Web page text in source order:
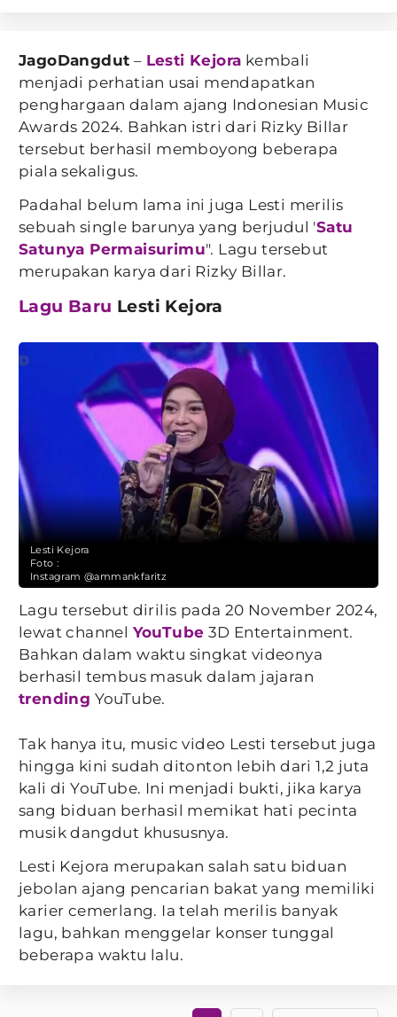
JagoDangdut – Lesti Kejora kembali
menjadi perhatian usai mendapatkan
penghargaan dalam ajang Indonesian Music
Awards 2024. Bahkan istri dari Rizky Billar
tersebut berhasil memboyong beberapa
piala sekaligus.
Padahal belum lama ini juga Lesti merilis
sebuah single barunya yang berjudul 'Satu
Satunya Permaisurimu". Lagu tersebut
merupakan karya dari Rizky Billar.
Lagu Baru Lesti Kejora
Lesti Kejora
Foto :
Instagram @ammankfaritz
Lagu tersebut dirilis pada 20 November 2024,
lewat channel YouTube 3D Entertainment.
Bahkan dalam waktu singkat videonya
berhasil tembus masuk dalam jajaran
trending YouTube.
Tak hanya itu, music video Lesti tersebut juga
hingga kini sudah ditonton lebih dari 1,2 juta
kali di YouTube. Ini menjadi bukti, jika karya
sang biduan berhasil memikat hati pecinta
musik dangdut khususnya.
Lesti Kejora merupakan salah satu biduan
jebolan ajang pencarian bakat yang memiliki
karier cemerlang. Ia telah merilis banyak
lagu, bahkan menggelar konser tunggal
beberapa waktu lalu.